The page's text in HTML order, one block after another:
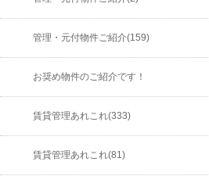
管理・元付物件ご紹介(159)
お奨め物件のご紹介です！
賃貸管理あれこれ(333)
賃貸管理あれこれ(81)